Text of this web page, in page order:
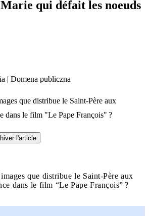
qui défait les noeuds
| Domena publiczna
que distribue le Saint-Père aux
dans le film "Le Pape François" ?
l'article
que distribue le Saint-Père aux
dans le film “Le Pape François” ?